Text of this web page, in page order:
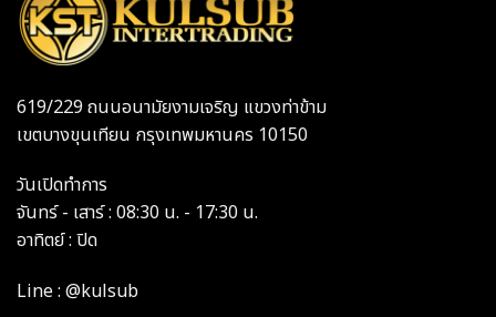
619/229 ถนนอนามัยงามเจริญ แขวงท่าข้าม
เขตบางขุนเทียน กรุงเทพมหานคร 10150
วันเปิดทำการ
จันทร์ - เสาร์ : 08:30 น. - 17:30 น.
อาทิตย์ : ปิด
Line : @kulsub